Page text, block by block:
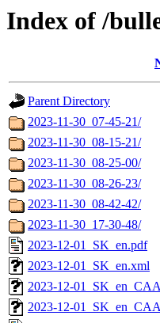
Index of /
Parent Directory
2023-11-30_07-45-21/
2023-11-30_08-15-21/
2023-11-30_08-25-00/
2023-11-30_08-26-23/
2023-11-30_08-42-42/
2023-11-30_17-30-48/
2023-12-01_SK_en.pdf
2023-12-01_SK_en.xml
2023-12-
2023-12-